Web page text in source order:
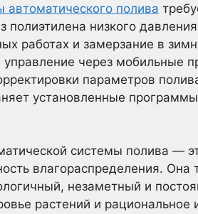
автоматического полива
низкого
работах и замерзание в
через мобильные
параметров
установленные
системы полива —
влагораспределения. Она
незаметный и
растений и рациональное